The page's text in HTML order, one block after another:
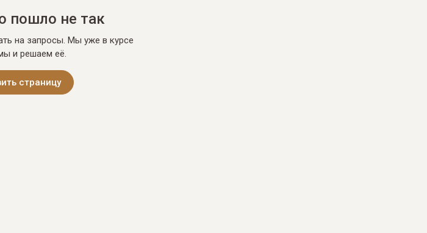
пошло не так
на запросы. Мы уже в курсе
и решаем её.
страницу